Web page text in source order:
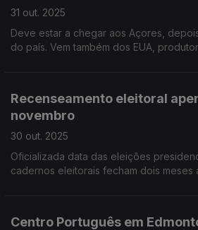
31 out. 2025
Deve estar a chegar aos Açores,
do país. Vem também dos EUA,
Recenseamento eleitoral
novembro
30 out. 2025
Oficializada data das eleições
cadernos eleitorais fecham dois meses
Centro Português em